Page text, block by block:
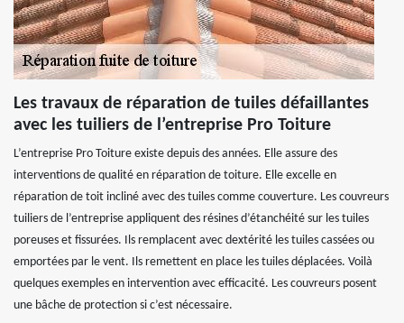
Les travaux de réparation de tuiles défaillantes
avec les tuiliers de l’entreprise Pro Toiture
L’entreprise Pro Toiture existe depuis des années. Elle assure des
interventions de qualité en réparation de toiture. Elle excelle en
réparation de toit incliné avec des tuiles comme couverture. Les couvreurs
tuiliers de l’entreprise appliquent des résines d’étanchéité sur les tuiles
poreuses et fissurées. Ils remplacent avec dextérité les tuiles cassées ou
emportées par le vent. Ils remettent en place les tuiles déplacées. Voilà
quelques exemples en intervention avec efficacité. Les couvreurs posent
une bâche de protection si c’est nécessaire.